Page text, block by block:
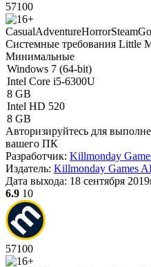
57100
CasualAdventureHorrorSteam
Системные требования Little
Минимальные
Windows 7 (64-bit)
Intel Core i5-6300U
8 GB
Intel HD 520
8 GB
Авторизируйтесь для
вашего ПК
Разработчик: Killmonday
Издатель: Killmonday Games
Дата выхода: 18 сентября
6.9 10
57100